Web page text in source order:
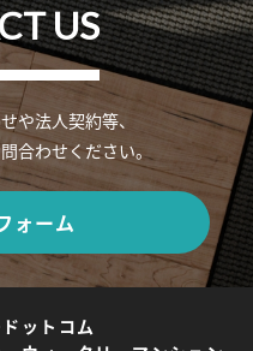
US
や法人契約等、
合わせください。
ォーム
ットコム